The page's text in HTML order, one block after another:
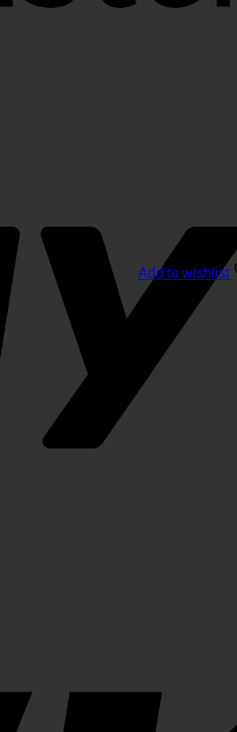
Add to wishlist